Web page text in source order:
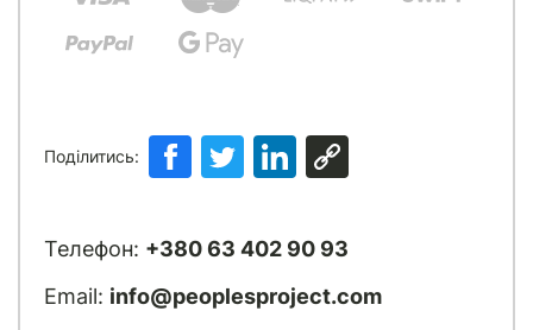
Поділитись:
Телефон: +380 63 402 90 93
Email: info@peoplesproject.com